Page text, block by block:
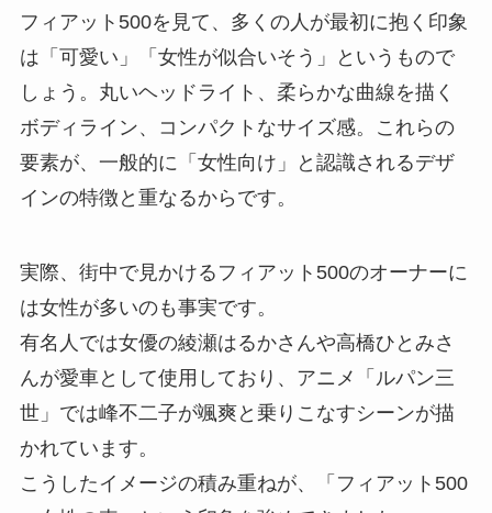
フィアット500を見て、多くの人が最初に抱く印象
は「可愛い」「女性が似合いそう」というもので
しょう。丸いヘッドライト、柔らかな曲線を描く
ボディライン、コンパクトなサイズ感。これらの
要素が、一般的に「女性向け」と認識されるデザ
インの特徴と重なるからです。
実際、街中で見かけるフィアット500のオーナーに
は女性が多いのも事実です。
有名人では女優の綾瀬はるかさんや高橋ひとみさ
んが愛車として使用しており、アニメ「ルパン三
世」では峰不二子が颯爽と乗りこなすシーンが描
かれています。
こうしたイメージの積み重ねが、「フィアット500